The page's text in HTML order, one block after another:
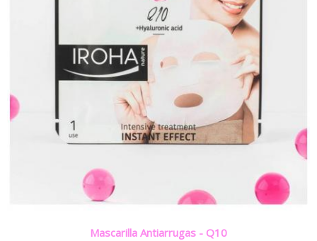
Mascarilla Antiarrugas - Q10